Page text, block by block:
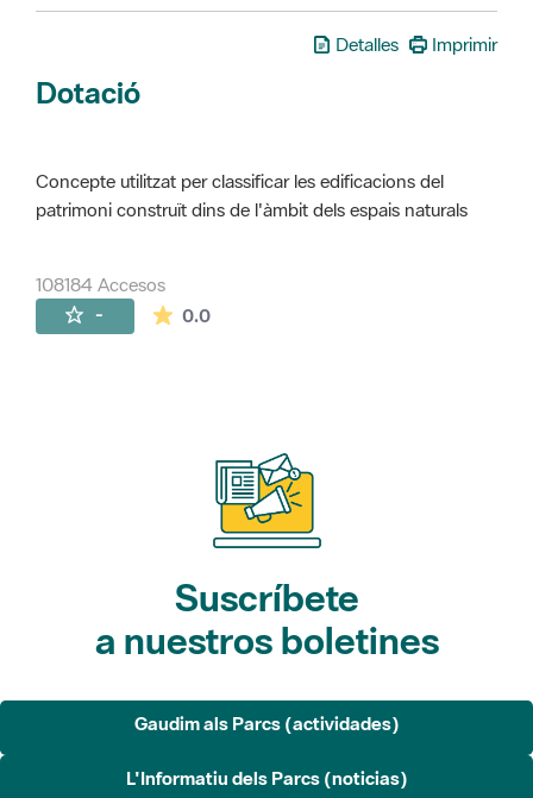
Detalles Imprimir
Dotació
Concepte utilitzat per classificar les edificacions del
patrimoni construït dins de l'àmbit dels espais naturals
108184 Accesos
- 0.0La valoración media es de 0 estrellas de
Suscríbete
a nuestros boletines
Gaudim als Parcs (actividades)
L'Informatiu dels Parcs (noticias)